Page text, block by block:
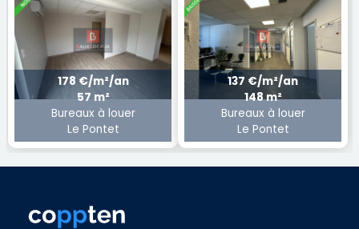
178 €/m²/an
57 m²
Bureaux à louer
Le Pontet
137 €/m²/an
148 m²
Bureaux à louer
Le Pontet